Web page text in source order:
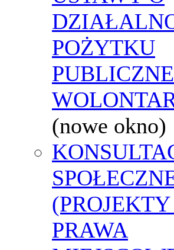
POŻYTKU
(nowe okno)
PRAWA